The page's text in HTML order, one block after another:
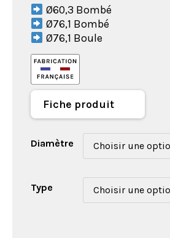
Ø60,3 Bombé
Ø76,1 Bombé
Ø76,1 Boule
Fiche produit
Diamètre
Type